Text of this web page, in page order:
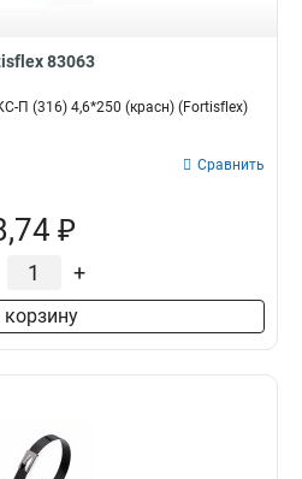
83063
П (316) 4,6*250 (красн) (Fortisflex)
Сравнить
₽
+
корзину